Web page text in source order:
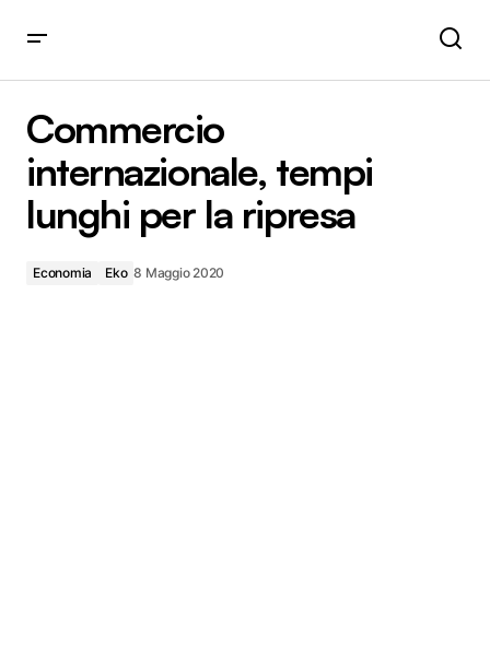
Commercio
internazionale, tempi
lunghi per la ripresa
Economia Eko 8 Maggio 2020